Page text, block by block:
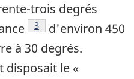
trois degrés
Note de bas de page
3
d'environ 450
à 30 degrés.
disposait le «